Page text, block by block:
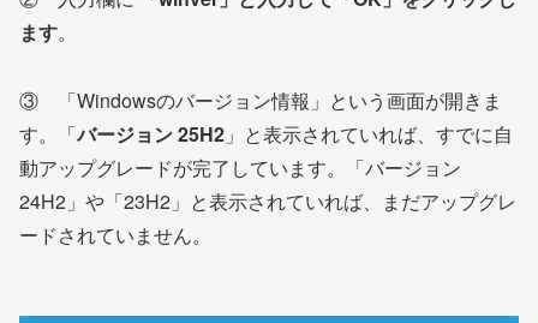
ます。
③ 「Windowsのバージョン情報」という画面が開きま
す。「バージョン 25H2 」と表示されていれば、すでに自
動アップグレードが完了しています。「バージョン
24H2」や「23H2」と表示されていれば、まだアップグレ
ードされていません。